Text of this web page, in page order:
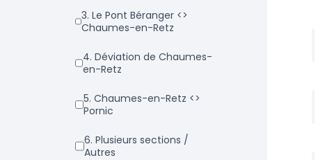
3. Le Pont Béranger <>
Chaumes-en-Retz
4. Déviation de Chaumes-
en-Retz
5. Chaumes-en-Retz <>
Pornic
6. Plusieurs sections /
Autres